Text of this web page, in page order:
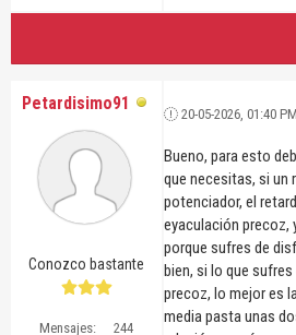
Petardisimo91
Conozco bastante
Mensajes:
244
20-05-2026, 01:40 PM
Bueno, para esto
que necesitas, si un
potenciador, el
eyaculación precoz,
porque sufres de
bien, si lo que
precoz, lo mejor es
media pasta unas